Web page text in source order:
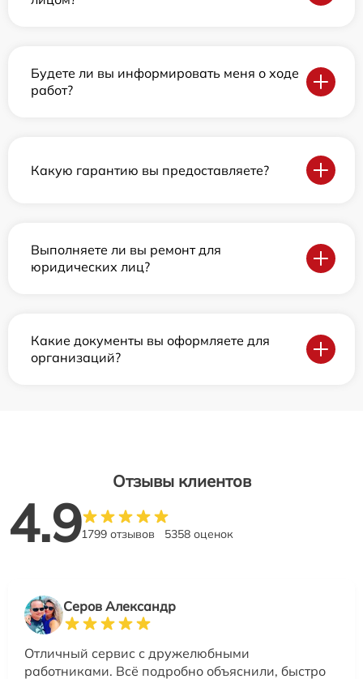
Будете ли вы информировать меня о ходе
работ?
Какую гарантию вы предоставляете?
Выполняете ли вы ремонт для
юридических лиц?
Какие документы вы оформляете для
организаций?
Отзывы клиентов
4.91799 отзывов 5358 оценок
Серов Александр
Отличный сервис с дружелюбными
работниками. Всё подробно объяснили, быстро